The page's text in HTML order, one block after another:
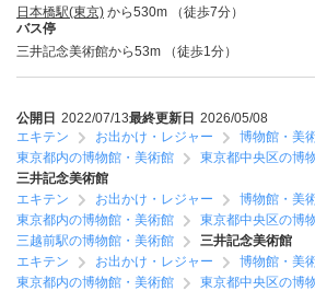
日本橋駅(東京) から530m （徒歩7分）
バス停
三井記念美術館から53m （徒歩1分）
公開日 2022/07/13最終更新日 2026/05/08
エキテン
お出かけ・レジャー
博物館・美
東京都内の博物館・美術館
東京都中央区の博
三井記念美術館
エキテン
お出かけ・レジャー
博物館・美
東京都内の博物館・美術館
東京都中央区の博
三越前駅の博物館・美術館
三井記念美術館
エキテン
お出かけ・レジャー
博物館・美
東京都内の博物館・美術館
東京都中央区の博